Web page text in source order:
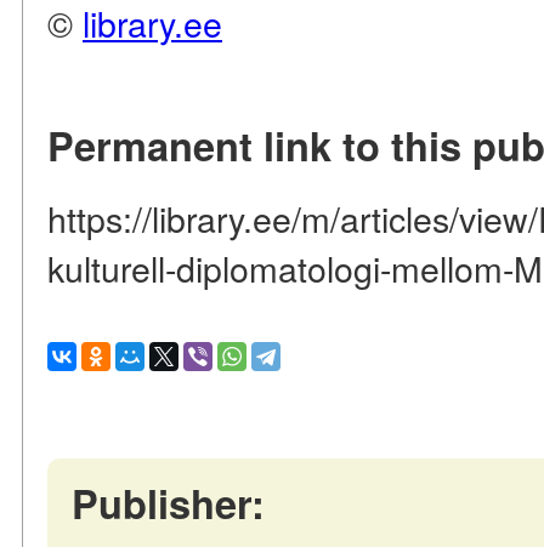
© library.ee
Permanent link to this
https://library.ee/m/articles/
kulturell-diplomatologi-mellom-
Publisher: